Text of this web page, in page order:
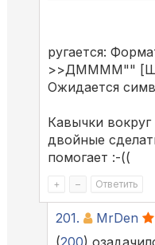
ругается:
>>ДММММ""
Ожидается
Кавычки
двойные
помогает :-((
+ – Ответить
201. MrDen